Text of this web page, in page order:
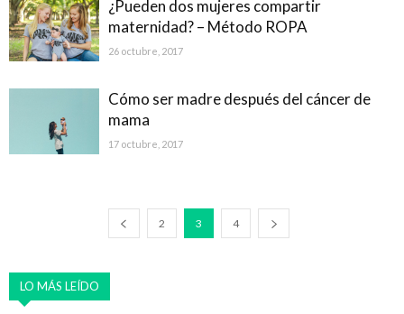
¿Pueden dos mujeres compartir
maternidad? – Método ROPA
26 octubre, 2017
Cómo ser madre después del cáncer de
mama
17 octubre, 2017
2 3 4
LO MÁS LEÍDO